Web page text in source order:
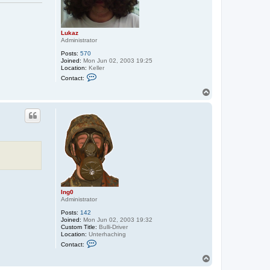
Lukaz
Administrator
Posts: 570
Joined: Mon Jun 02, 2003 19:25
Location: Keller
Contact:
a
t
L
u
k
a
z
Ing0
Administrator
Posts: 142
Joined: Mon Jun 02, 2003 19:32
Custom Title: Bulli-Driver
Location: Unterhaching
Contact: